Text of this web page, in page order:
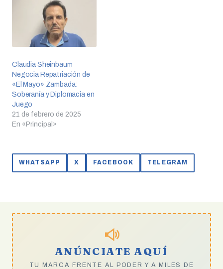
Claudia Sheinbaum
Negocia Repatriación de
«El Mayo» Zambada:
Soberanía y Diplomacia en
Juego
21 de febrero de 2025
En «Principal»
WHATSAPP X FACEBOOK TELEGRAM
ANÚNCIATE AQUÍ
TU MARCA FRENTE AL PODER Y A MILES DE